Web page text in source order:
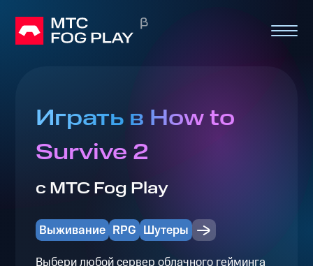
Играть в How to
Survive 2
с МТС Fog Play
Выживание RPG Шутеры
Выбери любой сервер облачного гейминга